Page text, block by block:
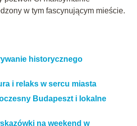
w tym fascynującym mieście.
historycznego
i relaks w sercu miasta
Budapeszt i lokalne
na weekend w